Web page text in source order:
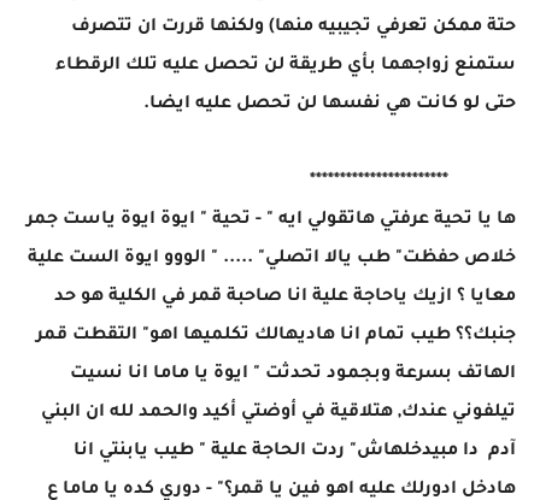
حتة ممكن تعرفي تجيبيه منها) ولكنها قررت ان تتصرف
ستمنع زواجهما بأي طريقة لن تحصل عليه تلك الرقطاء
حتى لو كانت هي نفسها لن تحصل عليه ايضا.
***********************
ها يا تحية عرفتي هاتقولي ايه " - تحية " ايوة ايوة ياست جمر
خلاص حفظت" طب يالا اتصلي" ..... " الووو ايوة الست علية
معايا ؟ ازيك ياحاجة علية انا صاحبة قمر في الكلية هو حد
جنبك؟؟ طيب تمام انا هاديهالك تكلميها اهو" التقطت قمر
الهاتف بسرعة وبجمود تحدثت " ايوة يا ماما انا نسيت
تيلفوني عندك, هتلاقية في أوضتي أكيد والحمد لله ان البني
آدم دا مبيدخلهاش" ردت الحاجة علية " طيب يابنتي انا
هادخل ادورلك عليه اهو فين يا قمر؟" - دوري كده يا ماما ع